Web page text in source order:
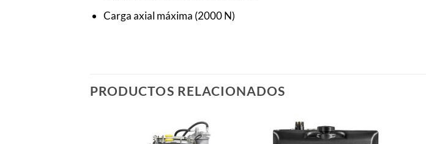
Carga axial máxima (2000 N)
PRODUCTOS RELACIONADOS